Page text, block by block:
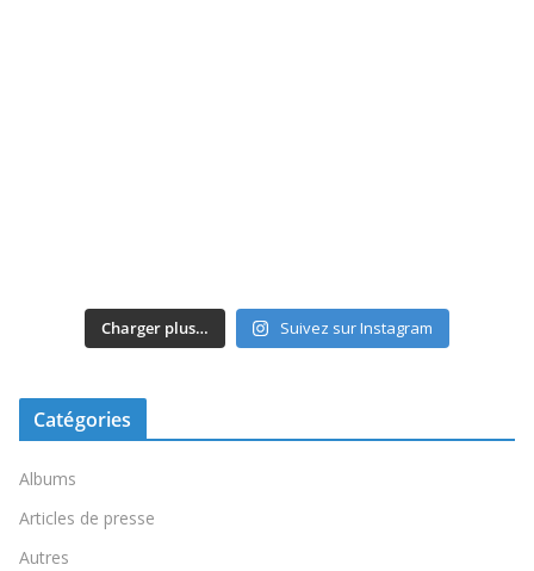
Charger plus… Suivez sur Instagram
Catégories
Albums
Articles de presse
Autres